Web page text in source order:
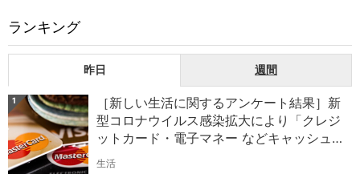
ランキング
昨日 週間
1
［新しい生活に関するアンケート結果］新
型コロナウイルス感染拡大により「クレジ
ットカード・電子マネー などキャッシュ
レス決済の利用」が増加したのは32.8%！
生活